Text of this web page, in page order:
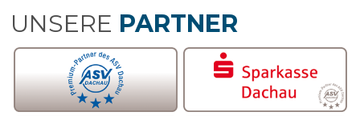
UNSERE PARTNER